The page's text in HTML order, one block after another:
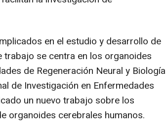
en el estudio y desarrollo de
trabajo se centra en los organoides
de Regeneración Neural y Biología
de Investigación en Enfermedades
un nuevo trabajo sobre los
organoides cerebrales humanos.